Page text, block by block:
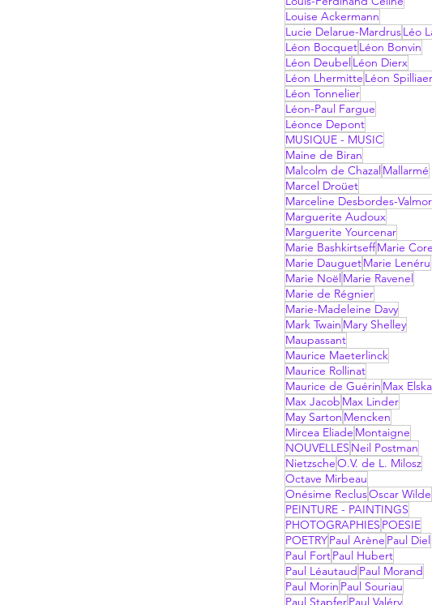
Louise Ackermann
Lucie Delarue-MardrusLéo
Léon BocquetLéon Bonvin
Léon Deubel Léon Dierx
Léon Lhermitte Léon
Léon Tonnelier
Léon-Paul Fargue
Léonce Depont
MUSIQUE - MUSIC
Maine de Biran
Malcolm de Chazal Mallarmé
Marcel Droüet
Marceline Desbordes-
Marguerite Audoux
Marguerite Yourcenar
Marie BashkirtseffMarie
Marie DauguetMarie Lenéru
Marie Noël Marie Ravenel
Marie de Régnier
Marie-Madeleine Davy
Mark Twain Mary Shelley
Maupassant
Maurice Maeterlinck
Maurice Rollinat
Maurice de Guérin Max
Max Jacob Max Linder
May Sarton Mencken
Mircea Eliade Montaigne
NOUVELLES Neil Postman
NietzscheO.V. de L. Milosz
Octave Mirbeau
Onésime ReclusOscar Wilde
PEINTURE - PAINTINGS
PHOTOGRAPHIES POESIE
POETRYPaul Arène Paul Diel
Paul FortPaul Hubert
Paul Léautaud Paul Morand
Paul Morin Paul Souriau